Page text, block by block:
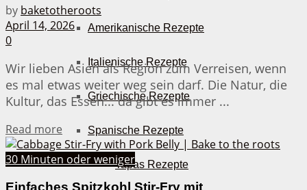
Amerikanische Rezepte
Italienische Rezepte
Griechische Rezepte
Spanische Rezepte
Tapas Rezepte
by baketotheroots
April 14, 2026
0
Wir lieben Asien als Region zum Verreisen, wenn
es mal etwas weiter weg sein darf. Die Natur, die
Kultur, das Essen... da gibt es immer ...
Read more Details
30 Minuten oder weniger
Einfaches Spitzkohl Stir-Fry mit